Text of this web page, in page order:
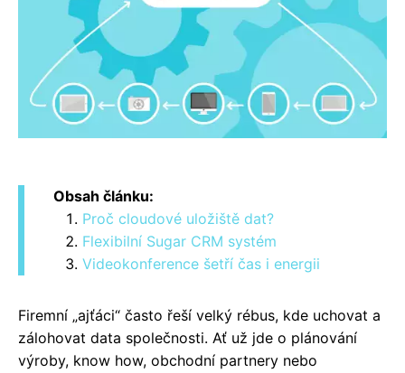
Obsah článku:
Proč cloudové uložiště dat?
Flexibilní Sugar CRM systém
Videokonference šetří čas i energii
Firemní „ajťáci“ často řeší velký rébus, kde uchovat a
zálohovat data společnosti. Ať už jde o plánování
výroby, know how, obchodní partnery nebo